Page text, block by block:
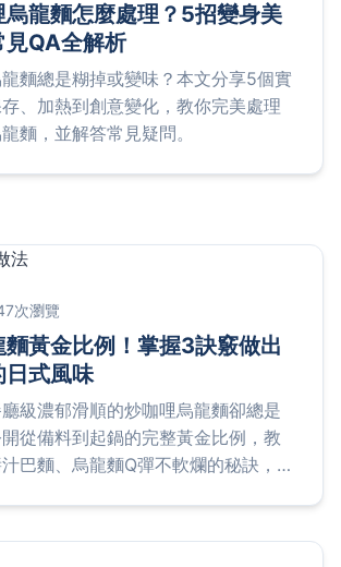
烏龍麵怎麼處理？5招變身美
見QA全解析
麵總是糊掉或變味？本文分享5個實
、加熱到創意變化，教你完美處理
麵，並解答常見疑問。
次瀏覽
黃金比例！掌握3訣竅做出
日式風味
級濃郁滑順的炒咖哩烏龍麵卻總是
從備料到起鍋的完整黃金比例，教
巴麵、烏龍麵Q彈不軟爛的秘訣，並